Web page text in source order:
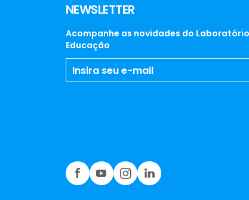
NEWSLETTER
Acompanhe as novidades do
Educação